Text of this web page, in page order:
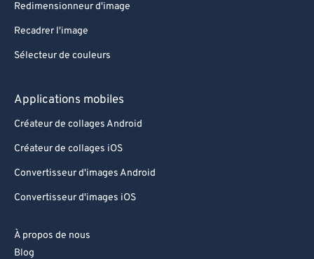
Redimensionneur d'image
Recadrer l'image
Sélecteur de couleurs
Applications mobiles
Créateur de collages Android
Créateur de collages iOS
Convertisseur d'images Android
Convertisseur d'images iOS
À propos de nous
Blog